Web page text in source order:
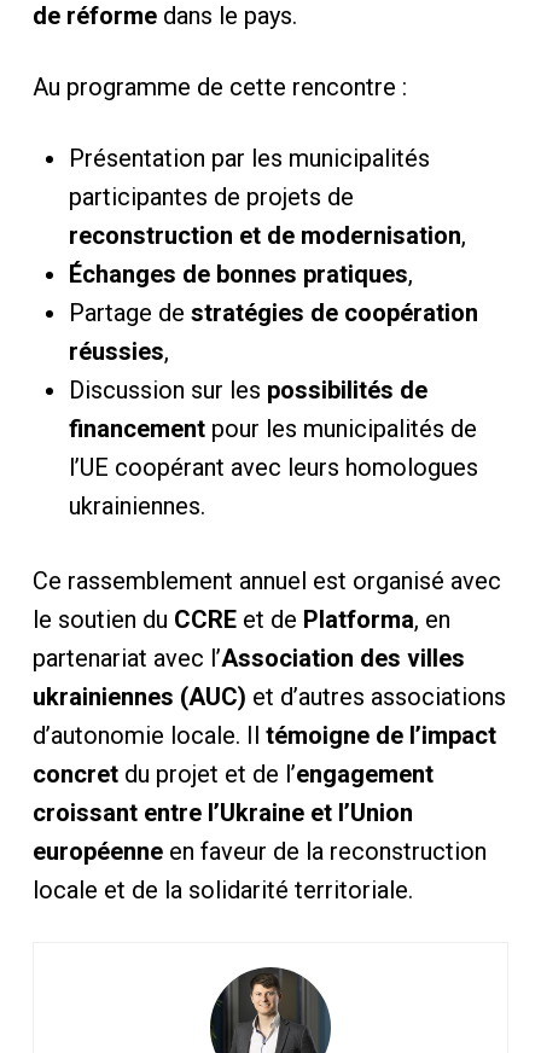
de réformedans le pays.
Au programme de cette rencontre :
Présentation par les municipalités
participantes de projets de
reconstruction et de modernisation,
Échanges de bonnes pratiques,
Partage de stratégies de coopération
réussies,
Discussion sur les possibilités de
financementpour les municipalités de
l’UE coopérant avec leurs homologues
ukrainiennes.
Ce rassemblement annuel est organisé avec
le soutien du CCREet de Platforma, en
partenariat avec l’Association des villes
ukrainiennes (AUC) et d’autres associations
d’autonomie locale. Il témoigne de l’impact
concretdu projet et de l’engagement
croissant entre l’Ukraine et l’Union
européenneen faveur de la reconstruction
locale et de la solidarité territoriale.